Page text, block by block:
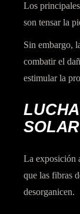
Los
son tensar la
Sin embargo,
combatir el
estimular la
SOLAR
La exposición
que las fibras
desorganicen.